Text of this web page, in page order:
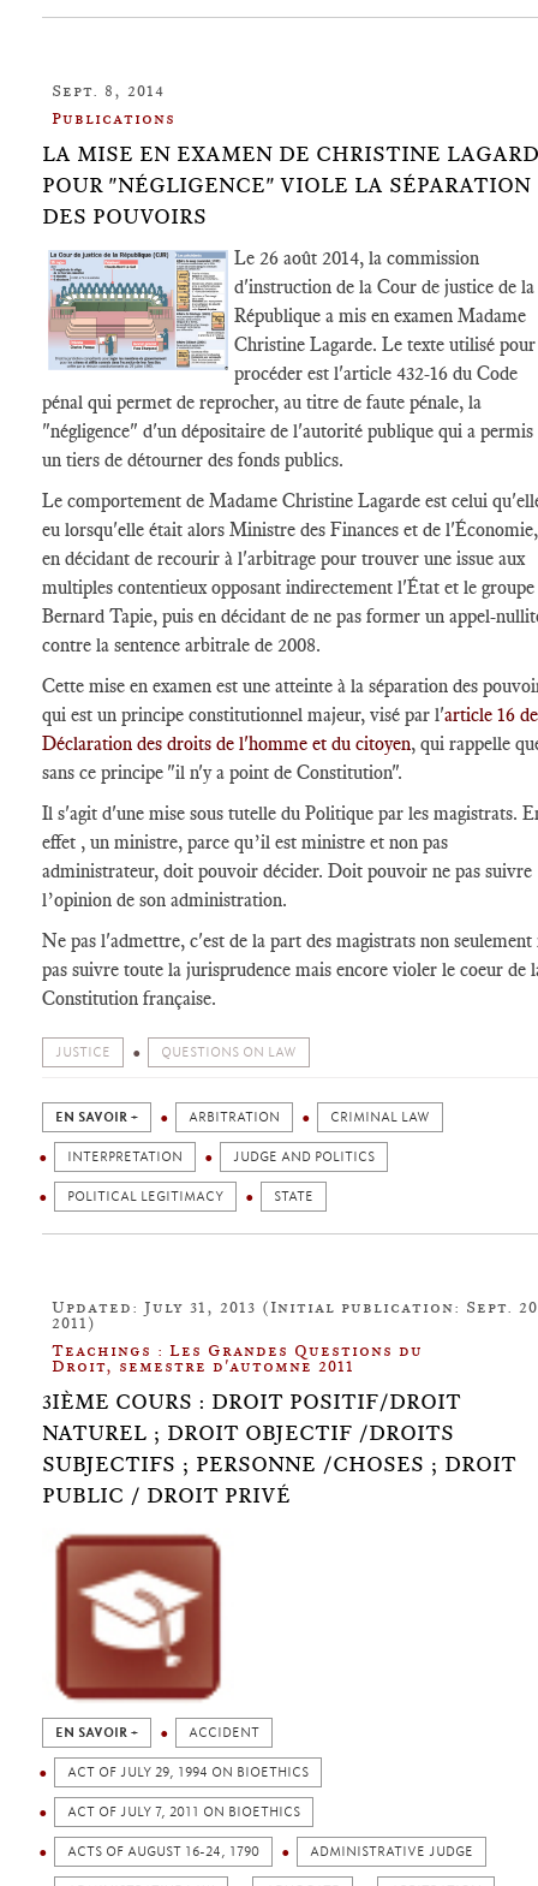
Sept. 8, 2014
Publications
LA MISE EN EXAMEN DE CHRISTINE
POUR "NÉGLIGENCE" VIOLE LA SÉPARATION
DES POUVOIRS
Le 26 août 2014, la commission
d'instruction de la Cour de justice de la
République a mis en examen Madame
Christine Lagarde. Le texte utilisé
procéder est l'article 432-16 du Code
pénal qui permet de reprocher, au titre de faute pénale, la
"négligence" d'un dépositaire de l'autorité publique qui a permis
un tiers de détourner des fonds publics.
Le comportement de Madame Christine Lagarde est celui
eu lorsqu'elle était alors Ministre des Finances et de l'Économie,
en décidant de recourir à l'arbitrage pour trouver une issue aux
multiples contentieux opposant indirectement l'État et le groupe
Bernard Tapie, puis en décidant de ne pas former un appel-
contre la sentence arbitrale de 2008.
Cette mise en examen est une atteinte à la séparation des
qui est un principe constitutionnel majeur, visé par l'article 16
Déclaration des droits de l'homme et du citoyen, qui rappelle
sans ce principe "il n'y a point de Constitution".
Il s'agit d'une mise sous tutelle du Politique par les magistrats.
effet , un ministre, parce qu’il est ministre et non pas
administrateur, doit pouvoir décider. Doit pouvoir ne pas suivre
l’opinion de son administration.
Ne pas l'admettre, c'est de la part des magistrats non seulement
pas suivre toute la jurisprudence mais encore violer le coeur de
Constitution française.
JUSTICE QUESTIONS ON LAW
EN SAVOIR + ARBITRATION CRIMINAL LAW
INTERPRETATION JUDGE AND POLITICS
POLITICAL LEGITIMACY STATE
Updated: July 31, 2013 (Initial publication: Sept.
2011)
Teachings : Les Grandes Questions du
Droit, semestre d'automne 2011
3IÈME COURS : DROIT POSITIF/DROIT
NATUREL ; DROIT OBJECTIF /DROITS
SUBJECTIFS ; PERSONNE /CHOSES ; DROIT
PUBLIC / DROIT PRIVÉ
EN SAVOIR + ACCIDENT
ACT OF JULY 29, 1994 ON BIOETHICS
ACT OF JULY 7, 2011 ON BIOETHICS
ACTS OF AUGUST 16-24, 1790 ADMINISTRATIVE JUDGE